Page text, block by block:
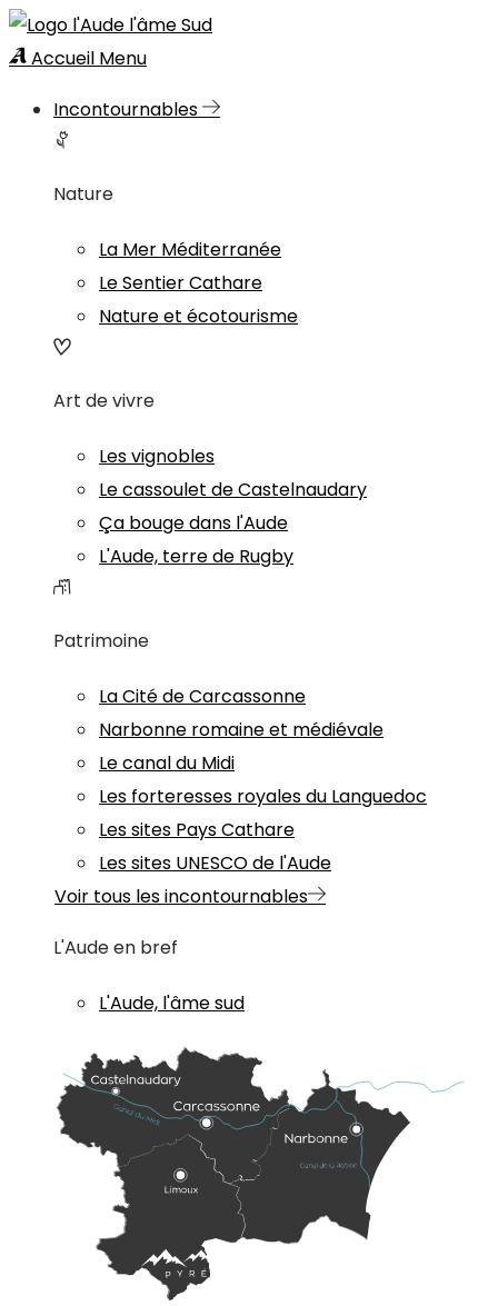
Accueil Menu
Incontournables
Nature
La Mer Méditerranée
Le Sentier Cathare
Nature et écotourisme
Art de vivre
Les vignobles
Le cassoulet de Castelnaudary
Ça bouge dans l'Aude
L'Aude, terre de Rugby
Patrimoine
La Cité de Carcassonne
Narbonne romaine et médiévale
Le canal du Midi
Les forteresses royales du Languedoc
Les sites Pays Cathare
Les sites UNESCO de l'Aude
Voir tous les incontournables
L'Aude en bref
L'Aude, l'âme sud